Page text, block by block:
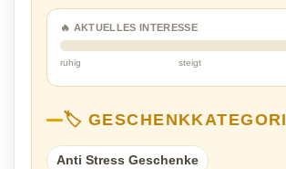
🔥 AKTUELLES INTERESSE
ruhig steigt
🏷️
Anti Stress Geschenke